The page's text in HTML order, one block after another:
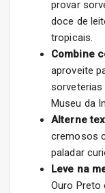
provar
doce de
tropicais.
Combine
aproveite
Museu da
Alterne
cremosos
paladar
Leve na
Ouro Preto